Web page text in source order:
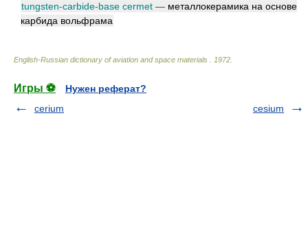
tungsten-carbide-base cermet — металлокерамика на основе
карбида вольфрама
English-Russian dictionary of aviation and space materials 1972
Игры ⚽
Нужен реферат?
cerium
cesium